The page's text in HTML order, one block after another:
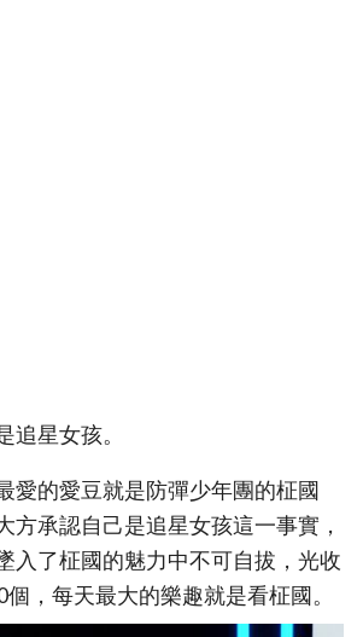
追星女孩。
愛的愛豆就是防彈少年團的柾國
方承認自己是追星女孩這一事實，
入了柾國的魅力中不可自拔，光收
，每天最大的樂趣就是看柾國。